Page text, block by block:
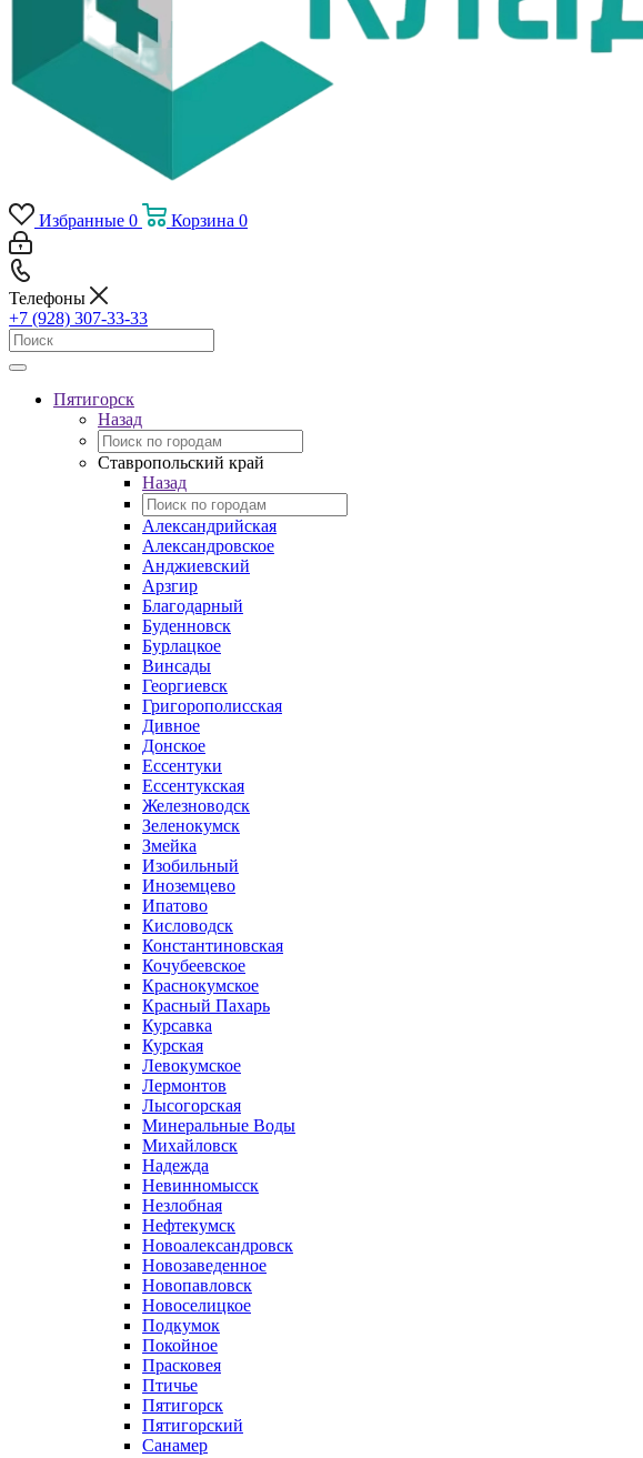
Избранные 0 Корзина 0
Телефоны
+7 (928) 307-33-33
Пятигорск
Назад
Ставропольский край
Назад
Александрийская
Александровское
Анджиевский
Арзгир
Благодарный
Буденновск
Бурлацкое
Винсады
Георгиевск
Григорополисская
Дивное
Донское
Ессентуки
Ессентукская
Железноводск
Зеленокумск
Змейка
Изобильный
Иноземцево
Ипатово
Кисловодск
Константиновская
Кочубеевское
Краснокумское
Красный Пахарь
Курсавка
Курская
Левокумское
Лермонтов
Лысогорская
Минеральные Воды
Михайловск
Надежда
Невинномысск
Незлобная
Нефтекумск
Новоалександровск
Новозаведенное
Новопавловск
Новоселицкое
Подкумок
Покойное
Прасковея
Птичье
Пятигорск
Пятигорский
Санамер